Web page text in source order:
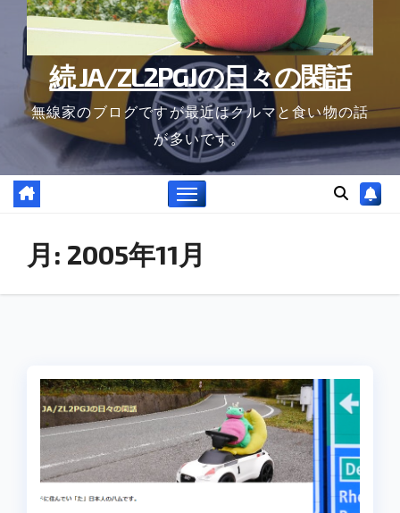
続 JA/ZL2PGJの日々の閑話
無線家のブログですが最近はクルマと食い物の話
が多いです。
月: 2005年11月